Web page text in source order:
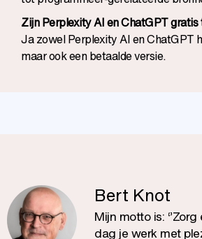
Zijn Perplexity AI en ChatGPT gratis
Ja zowel Perplexity AI en ChatGPT
maar ook een betaalde versie.
Bert Knot
Mijn motto is:
dag je werk met